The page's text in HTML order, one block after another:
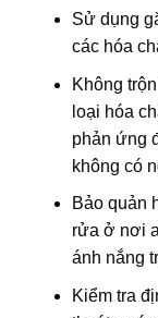
Sử dụng
các hóa
Không
loại hóa
phản ứng
không có
Bảo quản
rửa ở nơi
ánh nắng
Kiểm tra